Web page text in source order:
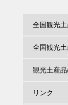
全国観光
全国観光
観光土産
リンク